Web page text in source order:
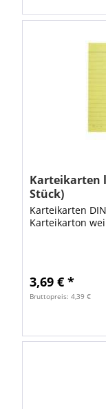
Karteikarten
Stück)
Karteikarten
Karteikarton
3,69 € *
Bruttopreis: 4,39 €